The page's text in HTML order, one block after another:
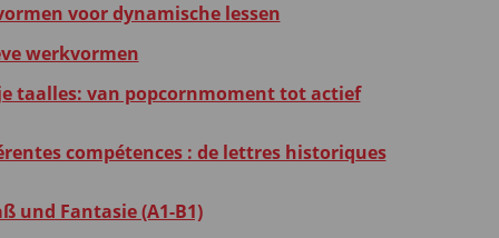
voor dynamische lessen
werkvormen
taalles: van popcornmoment tot actief
compétences : de lettres historiques
und Fantasie (A1-B1)